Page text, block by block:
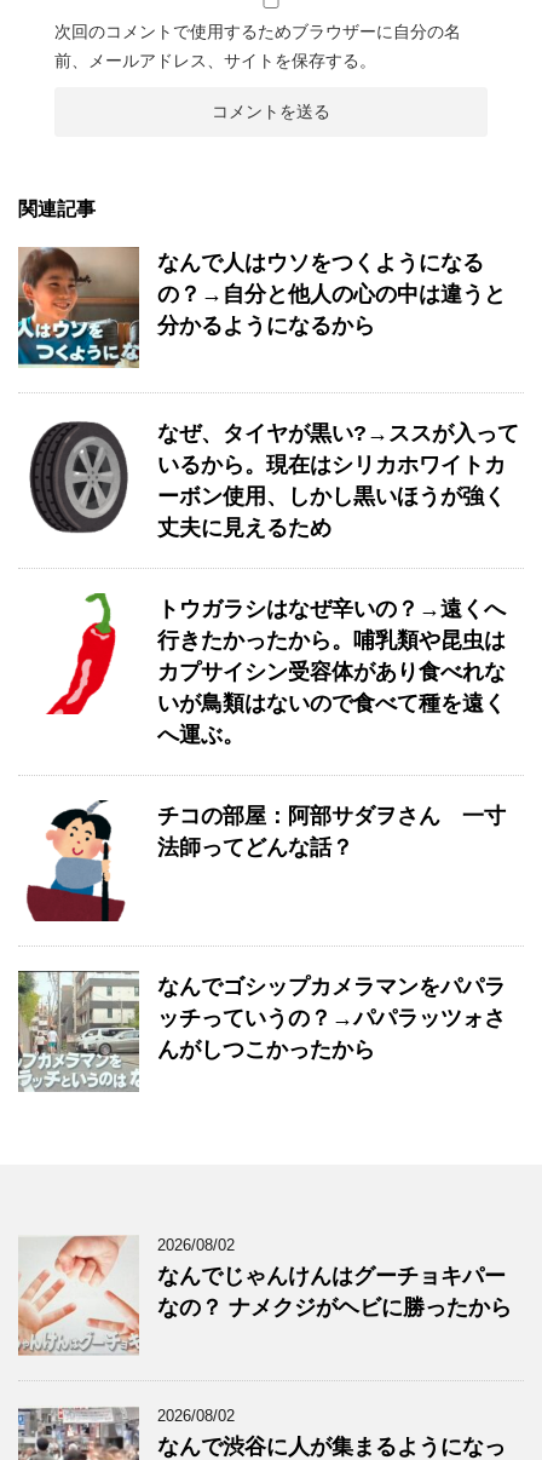
次回のコメントで使用するためブラウザーに自分の名
前、メールアドレス、サイトを保存する。
関連記事
なんで人はウソをつくようになる
の？→自分と他人の心の中は違うと
分かるようになるから
なぜ、タイヤが黒い?→ススが入って
いるから。現在はシリカホワイトカ
ーボン使用、しかし黒いほうが強く
丈夫に見えるため
トウガラシはなぜ辛いの？→遠くへ
行きたかったから。哺乳類や昆虫は
カプサイシン受容体があり食べれな
いが鳥類はないので食べて種を遠く
へ運ぶ。
チコの部屋：阿部サダヲさん 一寸
法師ってどんな話？
なんでゴシップカメラマンをパパラ
ッチっていうの？→パパラッツォさ
んがしつこかったから
2026/08/02
なんでじゃんけんはグーチョキパー
なの？ ナメクジがヘビに勝ったから
2026/08/02
なんで渋谷に人が集まるようになっ